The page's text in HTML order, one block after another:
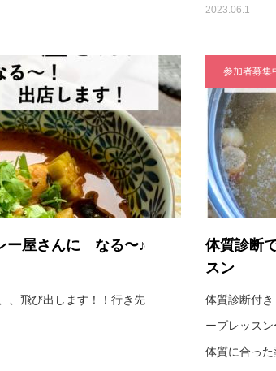
2023.06.1
ー屋さんに なる〜♪
、飛び出します！！行き先
参加者募集
体質診断
スン
体質診断付
ープレッス
体質に合っ